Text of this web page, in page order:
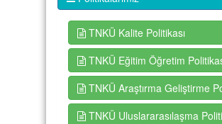
TNKÜ Kalite Politikası
TNKÜ Eğitim Öğretim
TNKÜ Araştırma Geliştirme
TNKÜ Uluslararasılaşma